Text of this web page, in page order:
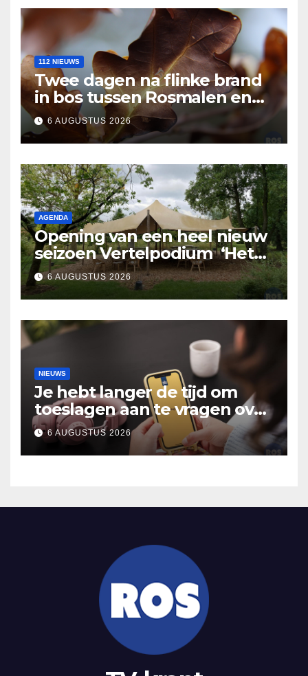
112 NIEUWS
Twee dagen na flinke brand
in bos tussen Rosmalen en
Nuland
6 AUGUSTUS 2026
AGENDA
Opening van een heel nieuw
seizoen Vertelpodium ‘Het
Lopende Vuur’. Landelijke
verhalen in Bomentuin D’n
Hooidonk
6 AUGUSTUS 2026
NIEUWS
Je hebt langer de tijd om
toeslagen aan te vragen over
2025
6 AUGUSTUS 2026